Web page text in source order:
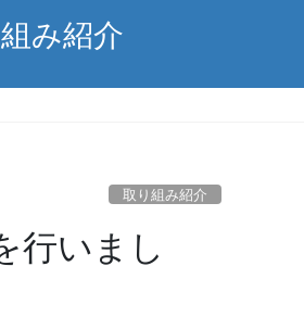
み紹介
取り組み紹介
行いまし